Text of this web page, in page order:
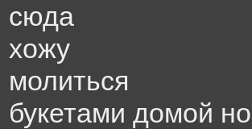
сюда
хожу
молиться
букетами домой